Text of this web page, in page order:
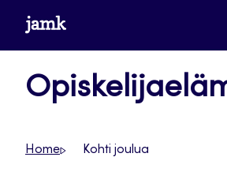
Siirrywww.jamk.fi
Home Kohti joulua